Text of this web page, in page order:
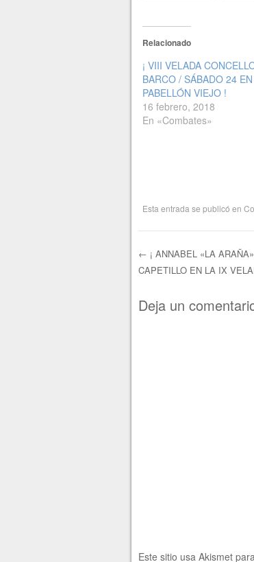
Relacionado
¡ VIII VELADA
BARCO / SÁBADO 24
PABELLÓN VIEJO !
16 febrero, 2018
En «Combates»
Esta entrada se publicó en
← ¡ ANNABEL «LA
CAPETILLO EN LA IX
Deja un
Este sitio usa Akismet